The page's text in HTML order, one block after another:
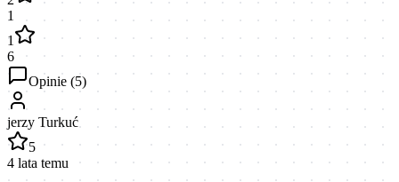
1
1
6
Opinie (5)
jerzy Turkuć
5
4 lata temu